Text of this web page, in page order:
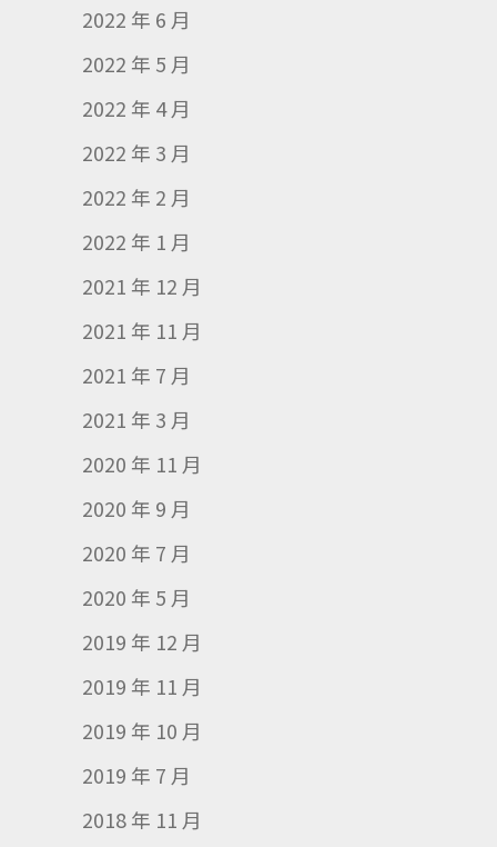
2022 年 6 月
2022 年 5 月
2022 年 4 月
2022 年 3 月
2022 年 2 月
2022 年 1 月
2021 年 12 月
2021 年 11 月
2021 年 7 月
2021 年 3 月
2020 年 11 月
2020 年 9 月
2020 年 7 月
2020 年 5 月
2019 年 12 月
2019 年 11 月
2019 年 10 月
2019 年 7 月
2018 年 11 月